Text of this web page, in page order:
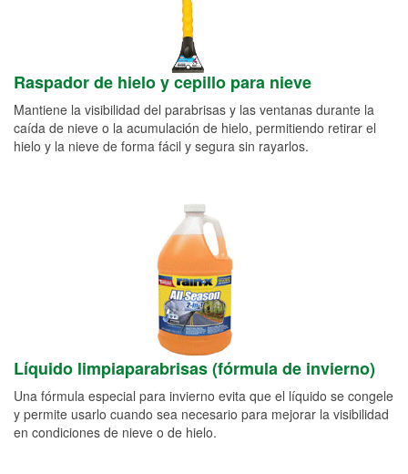
Raspador de hielo y cepillo para nieve
Mantiene la visibilidad del parabrisas y las ventanas durante la
caída de nieve o la acumulación de hielo, permitiendo retirar el
hielo y la nieve de forma fácil y segura sin rayarlos.
Líquido limpiaparabrisas (fórmula de invierno)
Una fórmula especial para invierno evita que el líquido se congele
y permite usarlo cuando sea necesario para mejorar la visibilidad
en condiciones de nieve o de hielo.